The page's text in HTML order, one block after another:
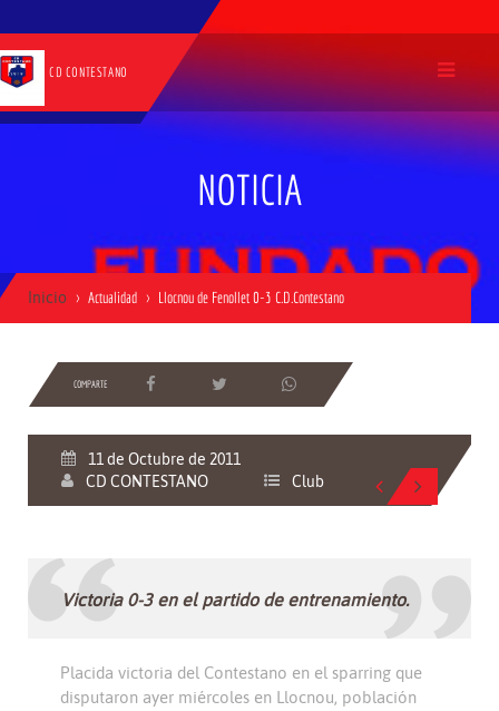
CD CONTESTANO
NOTICIA
Inicio Actualidad Llocnou de Fenollet 0-3 C.D.Contestano
COMPARTE
11 de Octubre de 2011
CD CONTESTANO
Club
Victoria 0-3 en el partido de entrenamiento.
Placida victoria del Contestano en el sparring que
disputaron ayer miércoles en Llocnou, población